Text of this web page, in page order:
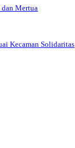
Mertua
Kecaman Solidaritas